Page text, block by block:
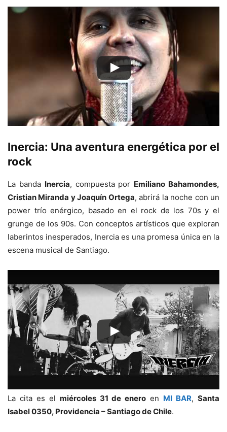
Inercia: Una aventura energética por el
rock
La banda Inercia, compuesta por Emiliano Bahamondes,
Cristian Miranda y Joaquín Ortega, abrirá la noche con un
power trío enérgico, basado en el rock de los 70s y el
grunge de los 90s. Con conceptos artísticos que exploran
laberintos inesperados, Inercia es una promesa única en la
escena musical de Santiago.
La cita es el miércoles 31 de enero en MI BAR,Santa
Isabel 0350, Providencia – Santiago de Chile.